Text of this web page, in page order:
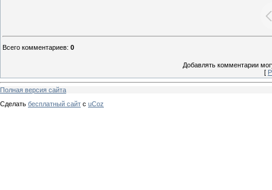
Всего комментариев: 0
Добавлять комментарии
[
Полная версия сайта
Сделать бесплатный сайт с uCoz